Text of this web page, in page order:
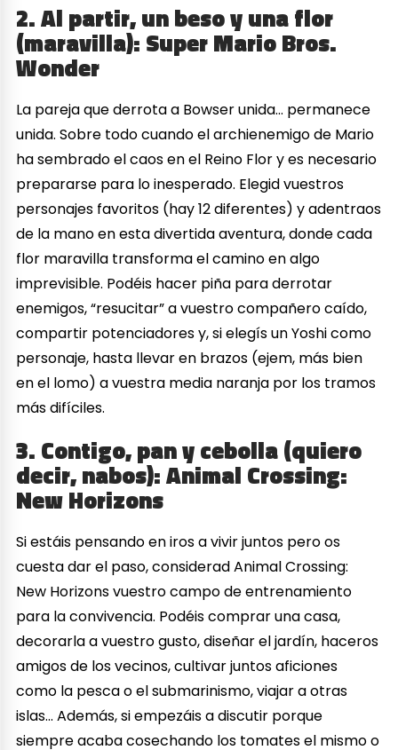
2. Al partir, un beso y una flor
(maravilla): Super Mario Bros.
Wonder
La pareja que derrota a Bowser unida… permanece
unida. Sobre todo cuando el archienemigo de Mario
ha sembrado el caos en el Reino Flor y es necesario
prepararse para lo inesperado. Elegid vuestros
personajes favoritos (hay 12 diferentes) y adentraos
de la mano en esta divertida aventura, donde cada
flor maravilla transforma el camino en algo
imprevisible. Podéis hacer piña para derrotar
enemigos, “resucitar” a vuestro compañero caído,
compartir potenciadores y, si elegís un Yoshi como
personaje, hasta llevar en brazos (ejem, más bien
en el lomo) a vuestra media naranja por los tramos
más difíciles.
3. Contigo, pan y cebolla (quiero
decir, nabos): Animal Crossing:
New Horizons
Si estáis pensando en iros a vivir juntos pero os
cuesta dar el paso, considerad Animal Crossing:
New Horizons vuestro campo de entrenamiento
para la convivencia. Podéis comprar una casa,
decorarla a vuestro gusto, diseñar el jardín, haceros
amigos de los vecinos, cultivar juntos aficiones
como la pesca o el submarinismo, viajar a otras
islas… Además, si empezáis a discutir porque
siempre acaba cosechando los tomates el mismo o